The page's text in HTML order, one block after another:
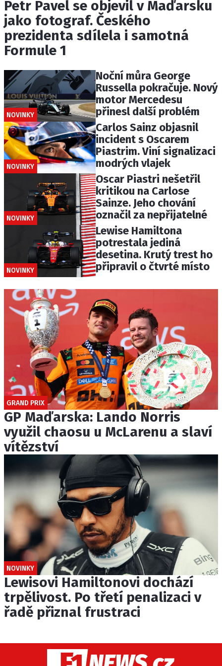
Petr Pavel se objevil v Maďarsku
jako fotograf. Českého
prezidenta sdílela i samotná
Formule 1
NOVINKY
Noční můra George
Russella pokračuje. Nový
motor Mercedesu
přinesl další problém
NOVINKY
Carlos Sainz objasnil
incident s Oscarem
Piastrim. Viní signalizaci
modrých vlajek
NOVINKY
Oscar Piastri nešetřil
kritikou na Carlose
Sainze. Jeho chování
označil za nepřijatelné
NOVINKY
Lewise Hamiltona
potrestala jediná
desetina. Krutý trest ho
připravil o čtvrté místo
GRAND PRIX
GP Maďarska: Lando Norris
využil chaosu u McLarenu a slaví
vítězství
NOVINKY
Lewisovi Hamiltonovi dochází
trpělivost. Po třetí penalizaci v
řadě přiznal frustraci